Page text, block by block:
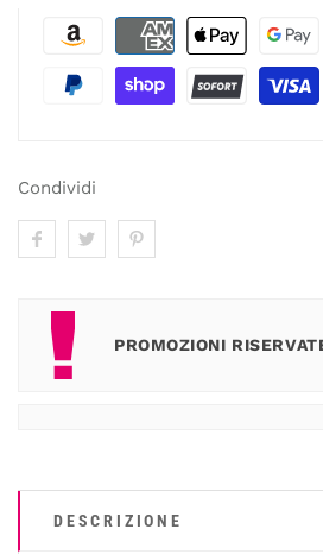
Condividi
PROMOZIONI
DESCRIZIONE